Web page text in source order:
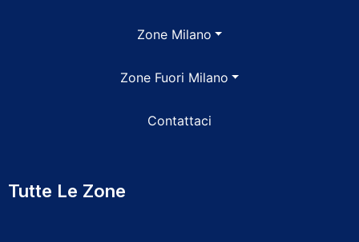
Zone Milano
Zone Fuori Milano
Contattaci
Tutte Le Zone